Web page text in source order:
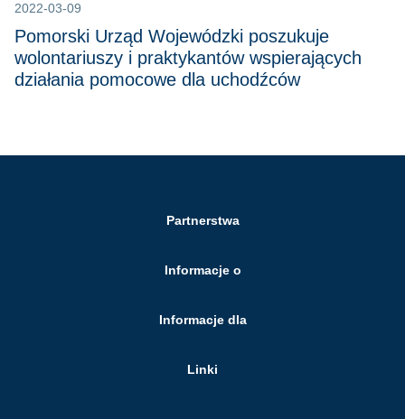
2022-03-09
Pomorski Urząd Wojewódzki poszukuje
wolontariuszy i praktykantów wspierających
działania pomocowe dla uchodźców
Partnerstwa
Informacje o
Informacje dla
Linki